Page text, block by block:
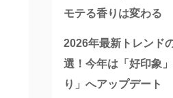
モテる香りは変わる
2026年最新トレンド
選！今年は「好印象
り」へアップデート